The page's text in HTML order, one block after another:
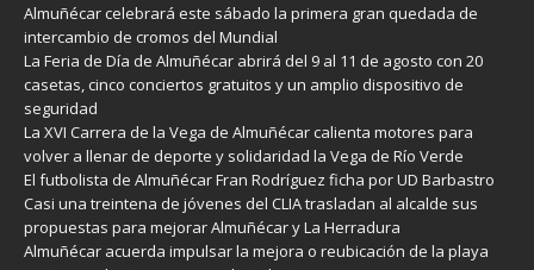
Almuñécar celebrará este sábado la primera gran quedada de
intercambio de cromos del Mundial
La Feria de Día de Almuñécar abrirá del 9 al 11 de agosto con 20
casetas, cinco conciertos gratuitos y un amplio dispositivo de
seguridad
La XVI Carrera de la Vega de Almuñécar calienta motores para
volver a llenar de deporte y solidaridad la Vega de Río Verde
El futbolista de Almuñécar Fran Rodríguez ficha por UD Barbastro
Casi una treintena de jóvenes del CLIA trasladan al alcalde sus
propuestas para mejorar Almuñécar y La Herradura
Almuñécar acuerda impulsar la mejora o reubicación de la playa